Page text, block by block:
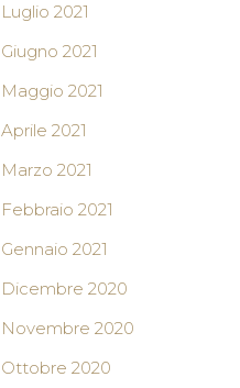
Luglio 2021
Giugno 2021
Maggio 2021
Aprile 2021
Marzo 2021
Febbraio 2021
Gennaio 2021
Dicembre 2020
Novembre 2020
Ottobre 2020